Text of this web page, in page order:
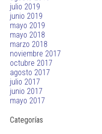
julio 2019
junio 2019
mayo 2019
mayo 2018
marzo 2018
noviembre 2017
octubre 2017
agosto 2017
julio 2017
junio 2017
mayo 2017
Categorías